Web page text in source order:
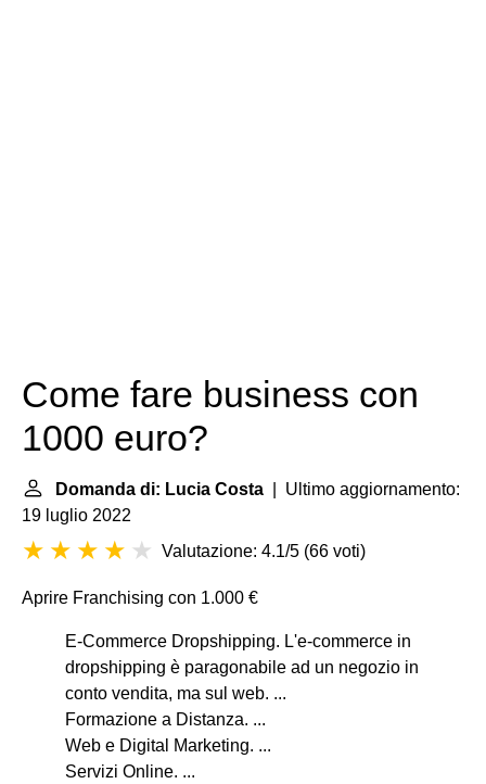
Come fare business con
1000 euro?
Domanda di: Lucia Costa | Ultimo aggiornamento:
19 luglio 2022
Valutazione: 4.1/5 (66 voti)
Aprire Franchising con 1.000 €
E-Commerce Dropshipping. L'e-commerce in
dropshipping è paragonabile ad un negozio in
conto vendita, ma sul web. ...
Formazione a Distanza. ...
Web e Digital Marketing. ...
Servizi Online. ...